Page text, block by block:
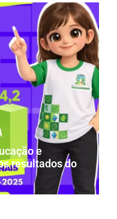
e
resultados do